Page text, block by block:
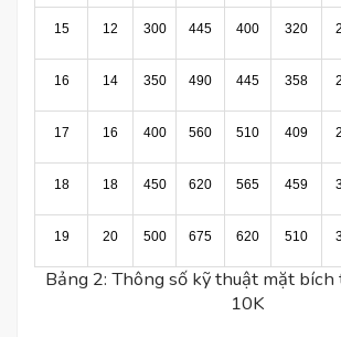
15 12 300 445 400 320
16 14 350 490 445 358
17 16 400 560 510 409
18 18 450 620 565 459
19 20 500 675 620 510
Bảng 2: Thông số kỹ thuật mặt bích
10K